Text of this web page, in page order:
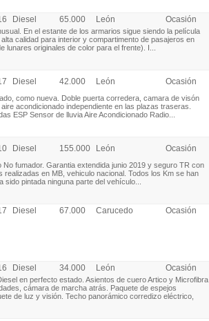
Diesel 65.000 León Ocasión
En el estante de los armarios sigue siendo la película
calidad para interior y compartimento de pasajeros en
lunares originales de color para el frente). I...
Diesel 42.000 León Ocasión
como nueva. Doble puerta corredera, camara de visón
acondicionado independiente en las plazas traseras.
ESP Sensor de lluvia Aire Acondicionado Radio...
Diesel 155.000 León Ocasión
fumador. Garantia extendida junio 2019 y seguro TR con
realizadas en MB, vehiculo nacional. Todos los Km se han
pintada ninguna parte del vehículo...
Diesel 67.000 Carucedo Ocasión
Diesel 34.000 León Ocasión
en perfecto estado. Asientos de cuero Artico y Microfibra
cámara de marcha atrás. Paquete de espejos
de luz y visión. Techo panorámico corredizo eléctrico,